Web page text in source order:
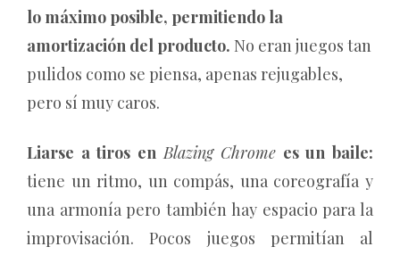
lo máximo posible, permitiendo la
amortización del producto. No eran juegos tan
pulidos como se piensa, apenas rejugables,
pero sí muy caros.
Liarse a tiros enBlazing Chrome es un baile:
tiene un ritmo, un compás, una coreografía y
una armonía pero también hay espacio para la
improvisación. Pocos juegos permitían al